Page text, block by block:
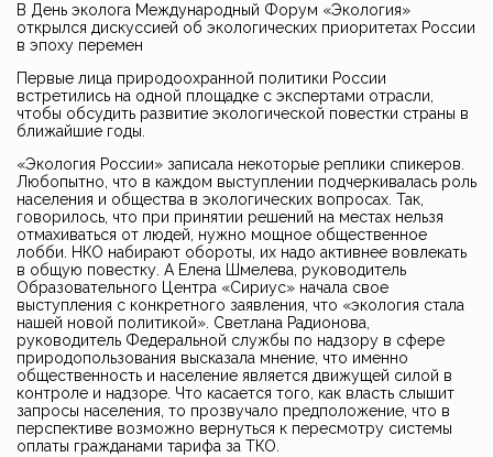
В День эколога Международный Форум «Экология»
открылся дискуссией об экологических приоритетах России
в эпоху перемен
Первые лица природоохранной политики России
встретились на одной площадке с экспертами отрасли,
чтобы обсудить развитие экологической повестки страны в
ближайшие годы.
«Экология России» записала некоторые реплики спикеров.
Любопытно, что в каждом выступлении подчеркивалась роль
населения и общества в экологических вопросах. Так,
говорилось, что при принятии решений на местах нельзя
отмахиваться от людей, нужно мощное общественное
лобби. НКО набирают обороты, их надо активнее вовлекать
в общую повестку. А Елена Шмелева, руководитель
Образовательного Центра «Сириус» начала свое
выступления с конкретного заявления, что «экология стала
нашей новой политикой». Светлана Радионова,
руководитель Федеральной службы по надзору в сфере
природопользования высказала мнение, что именно
общественность и население является движущей силой в
контроле и надзоре. Что касается того, как власть слышит
запросы населения, то прозвучало предположение, что в
перспективе возможно вернуться к пересмотру системы
оплаты гражданами тарифа за ТКО.